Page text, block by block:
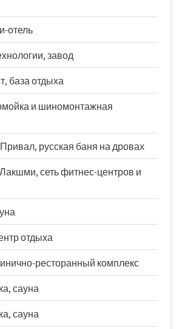
отель
завод
база отдыха
и шиномонтажная
русская баня на дровах
сеть фитнес-центров и
отдыха
ресторанный комплекс
сауна
сауна